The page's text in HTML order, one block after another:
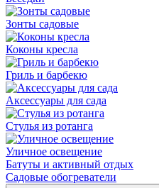
Зонты садовые
Коконы кресла
Гриль и барбекю
Аксессуары для сада
Стулья из ротанга
Уличное освещение
Батуты и активный отдых
Садовые обогреватели